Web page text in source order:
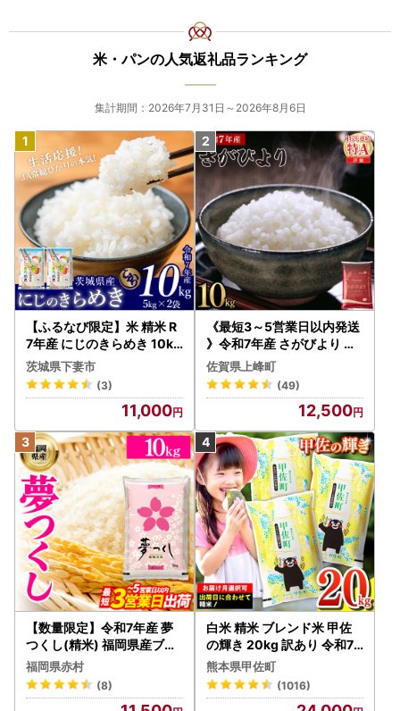
米・パンの人気返礼品ランキング
集計期間：2026年7月31日～2026年8月6日
【ふるなび限定】米 精米 R
7年産 にじのきらめき 10kg
10月 FN-Limited-PR
茨城県下妻市
(3)
11,000
《最短3～5営業日以内発送
》令和7年産 さがびより 佐
賀県産（精米）10kg
佐賀県上峰町
(49)
12,500
【数量限定】令和7年産 夢
つくし(精米) 福岡県産ブラ
ンド米 10kg (品番:3X11R7)
福岡県赤村
(8)
白米 精米 ブレンド米 甲佐
の輝き 20kg 訳あり 令和7
年産 【価格改定ZS】
熊本県甲佐町
(1016)